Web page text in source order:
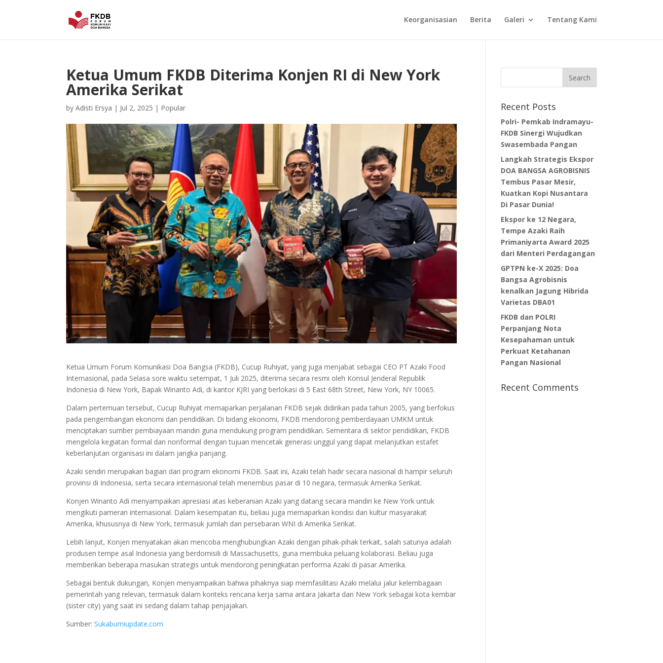
Keorganisasian Berita Galeri Tentang Kami
Ketua Umum FKDB Diterima Konjen RI di New York
Amerika Serikat
byAdisti Ersya | Jul 2, 2025 | Popular
Ketua Umum Forum Komunikasi Doa Bangsa (FKDB), Cucup Ruhiyat, yang juga menjabat sebagai CEO PT Azaki Food
Internasional, pada Selasa sore waktu setempat, 1 Juli 2025, diterima secara resmi oleh Konsul Jenderal Republik
Indonesia di New York, Bapak Winanto Adi, di kantor KJRI yang berlokasi di 5 East 68th Street, New York, NY 10065.
Dalam pertemuan tersebut, Cucup Ruhiyat memaparkan perjalanan FKDB sejak didirikan pada tahun 2005, yang berfokus
pada pengembangan ekonomi dan pendidikan. Di bidang ekonomi, FKDB mendorong pemberdayaan UMKM untuk
menciptakan sumber pembiayaan mandiri guna mendukung program pendidikan. Sementara di sektor pendidikan, FKDB
mengelola kegiatan formal dan nonformal dengan tujuan mencetak generasi unggul yang dapat melanjutkan estafet
keberlanjutan organisasi ini dalam jangka panjang.
Azaki sendiri merupakan bagian dari program ekonomi FKDB. Saat ini, Azaki telah hadir secara nasional di hampir seluruh
provinsi di Indonesia, serta secara internasional telah menembus pasar di 10 negara, termasuk Amerika Serikat.
Konjen Winanto Adi menyampaikan apresiasi atas keberanian Azaki yang datang secara mandiri ke New York untuk
mengikuti pameran internasional. Dalam kesempatan itu, beliau juga memaparkan kondisi dan kultur masyarakat
Amerika, khususnya di New York, termasuk jumlah dan persebaran WNI di Amerika Serikat.
Lebih lanjut, Konjen menyatakan akan mencoba menghubungkan Azaki dengan pihak-pihak terkait, salah satunya adalah
produsen tempe asal Indonesia yang berdomisili di Massachusetts, guna membuka peluang kolaborasi. Beliau juga
memberikan beberapa masukan strategis untuk mendorong peningkatan performa Azaki di pasar Amerika.
Sebagai bentuk dukungan, Konjen menyampaikan bahwa pihaknya siap memfasilitasi Azaki melalui jalur kelembagaan
pemerintah yang relevan, termasuk dalam konteks rencana kerja sama antara Jakarta dan New York sebagai kota kembar
(sister city) yang saat ini sedang dalam tahap penjajakan.
Sumber:Sukabumiupdate.com
Recent Posts
Polri- Pemkab Indramayu-
FKDB Sinergi Wujudkan
Swasembada Pangan
Langkah Strategis Ekspor
DOA BANGSA AGROBISNIS
Tembus Pasar Mesir,
Kuatkan Kopi Nusantara
Di Pasar Dunia!
Ekspor ke 12 Negara,
Tempe Azaki Raih
Primaniyarta Award 2025
dari Menteri Perdagangan
GPTPN ke-X 2025: Doa
Bangsa Agrobisnis
kenalkan Jagung Hibrida
Varietas DBA01
FKDB dan POLRI
Perpanjang Nota
Kesepahaman untuk
Perkuat Ketahanan
Pangan Nasional
Recent Comments